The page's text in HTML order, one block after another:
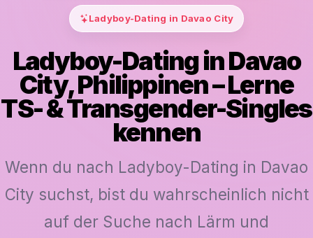
Ladyboy-Dating in Davao City
Ladyboy-Dating in Davao
City, Philippinen – Lerne
TS- & Transgender-Singles
kennen
Wenn du nach Ladyboy-Dating in Davao
City suchst, bist du wahrscheinlich nicht
auf der Suche nach Lärm und